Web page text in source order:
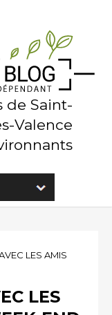
de Saint-
Valence
LES AMIS
LES